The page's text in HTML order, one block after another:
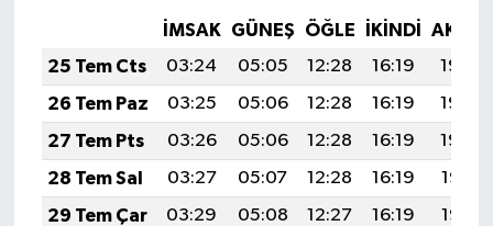
İMSAK GÜNEŞ ÖĞLE İKINDI
25 Tem Cts
03:24 05:05 12:28 16:19
19:40
26 Tem Paz
03:25 05:06 12:28 16:19
19:40
27 Tem Pts
03:26 05:06 12:28 16:19
19:39
28 Tem Sal
03:27 05:07 12:28 16:19
19:38
29 Tem Çar
03:29 05:08 12:27 16:19
19:37